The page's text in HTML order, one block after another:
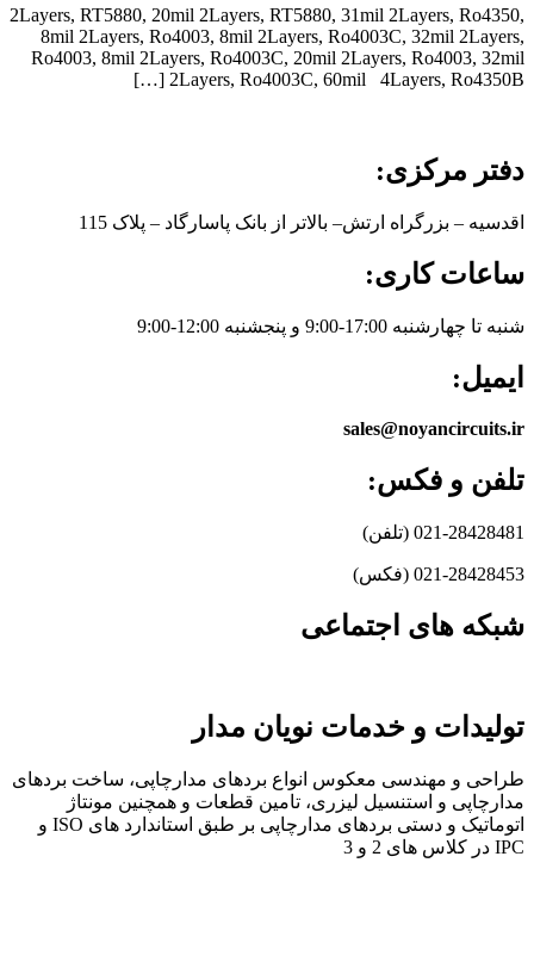
2Layers, RT5880, 20mil 2Layers, RT5880, 31mil 2Layers, Ro4350,
8mil 2Layers, Ro4003, 8mil 2Layers, Ro4003C, 32mil 2Layers,
Ro4003, 8mil 2Layers, Ro4003C, 20mil 2Layers, Ro4003, 32mil
2Layers, Ro4003C, 60mil 4Layers, Ro4350B […]
دفتر مرکزی:
اقدسیه – بزرگراه ارتش– بالاتر از بانک پاسارگاد – پلاک 115
ساعات کاری:
شنبه تا چهارشنبه 17:00-9:00 و پنجشنبه 12:00-9:00
ایمیل:
sales@noyancircuits.ir
تلفن و فکس:
021-28428481 (تلفن)
021-28428453 (فکس)
شبکه های اجتماعی
تولیدات و خدمات نویان مدار
طراحی و مهندسی معکوس انواع بردهای مدارچاپی، ساخت بردهای
مدارچاپی و استنسیل لیزری، تامین قطعات و همچنین مونتاژ
اتوماتیک و دستی بردهای مدارچاپی بر طبق استاندارد های ISO و
IPC در کلاس های 2 و 3